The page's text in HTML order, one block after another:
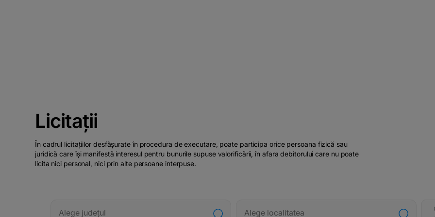
Licitații
În cadrul licitațiilor desfășurate în procedura de executare, poate participa orice persoana fizică sau
juridică care își manifestă interesul pentru bunurile supuse valorificării, în afara debitorului care nu poate
licita nici personal, nici prin alte persoane interpuse.
Alege județul Alege localitatea